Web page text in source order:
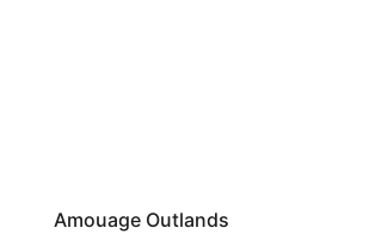
Amouage Outlands